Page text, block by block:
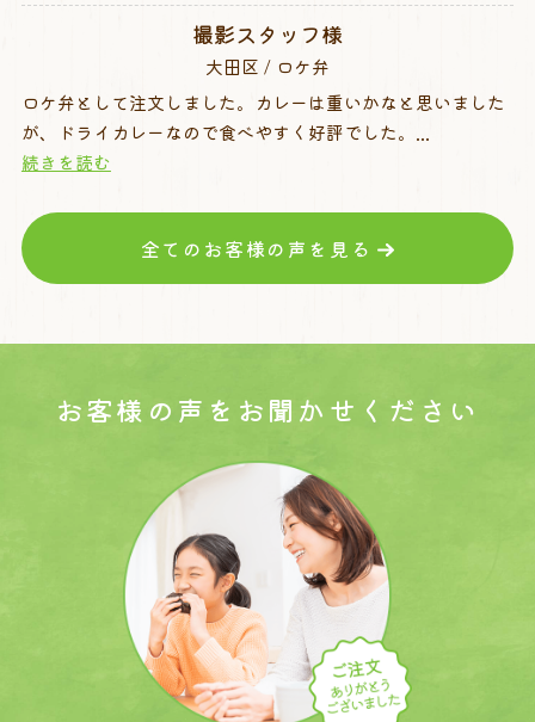
撮影スタッフ様
大田区 / ロケ弁
ロケ弁として注文しました。カレーは重いかなと思いました
が、ドライカレーなので食べやすく好評でした。...
続きを読む
全てのお客様の声を見る
お客様の声を お聞かせください